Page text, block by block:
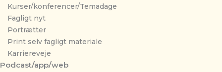
Kurser/konferencer/Temadage
Fagligt nyt
Portrætter
Print selv fagligt materiale
Karriereveje
Podcast/app/web